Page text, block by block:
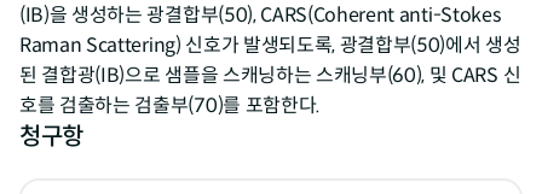
(IB)을 생성하는 광결합부(50), CARS(Coherent anti-Stokes
Raman Scattering) 신호가 발생되도록, 광결합부(50)에서 생성
된 결합광(IB)으로 샘플을 스캐닝하는 스캐닝부(60), 및 CARS 신
호를 검출하는 검출부(70)를 포함한다.
청구항